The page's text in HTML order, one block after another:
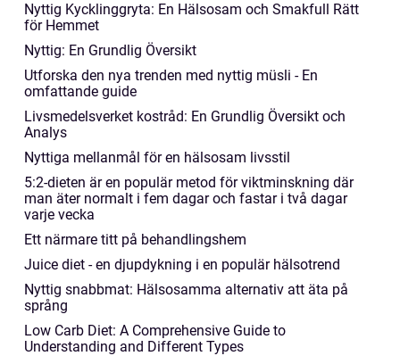
Nyttig Kycklinggryta: En Hälsosam och Smakfull Rätt
för Hemmet
Nyttig: En Grundlig Översikt
Utforska den nya trenden med nyttig müsli - En
omfattande guide
Livsmedelsverket kostråd: En Grundlig Översikt och
Analys
Nyttiga mellanmål för en hälsosam livsstil
5:2-dieten är en populär metod för viktminskning där
man äter normalt i fem dagar och fastar i två dagar
varje vecka
Ett närmare titt på behandlingshem
Juice diet - en djupdykning i en populär hälsotrend
Nyttig snabbmat: Hälsosamma alternativ att äta på
språng
Low Carb Diet: A Comprehensive Guide to
Understanding and Different Types